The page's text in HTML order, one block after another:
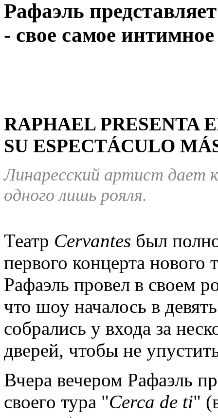
Рафаэль
- свое самое
RAPHAEL PRESENTA
SU ESPECTÁCULO
Линаресский артист дает
одного лишь рояля.
Театр Cervantes был
первого концерта нового
Рафаэль провел в своем
что шоу началось в
собрались у входа за
дверей, чтобы не
Вчера вечером Рафаэль
своего тура "Cerca de ti"